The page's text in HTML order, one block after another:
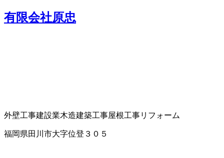
有限会社原忠
外壁工事建設業木造建築工事屋根工事リフォーム
福岡県田川市大字位登３０５